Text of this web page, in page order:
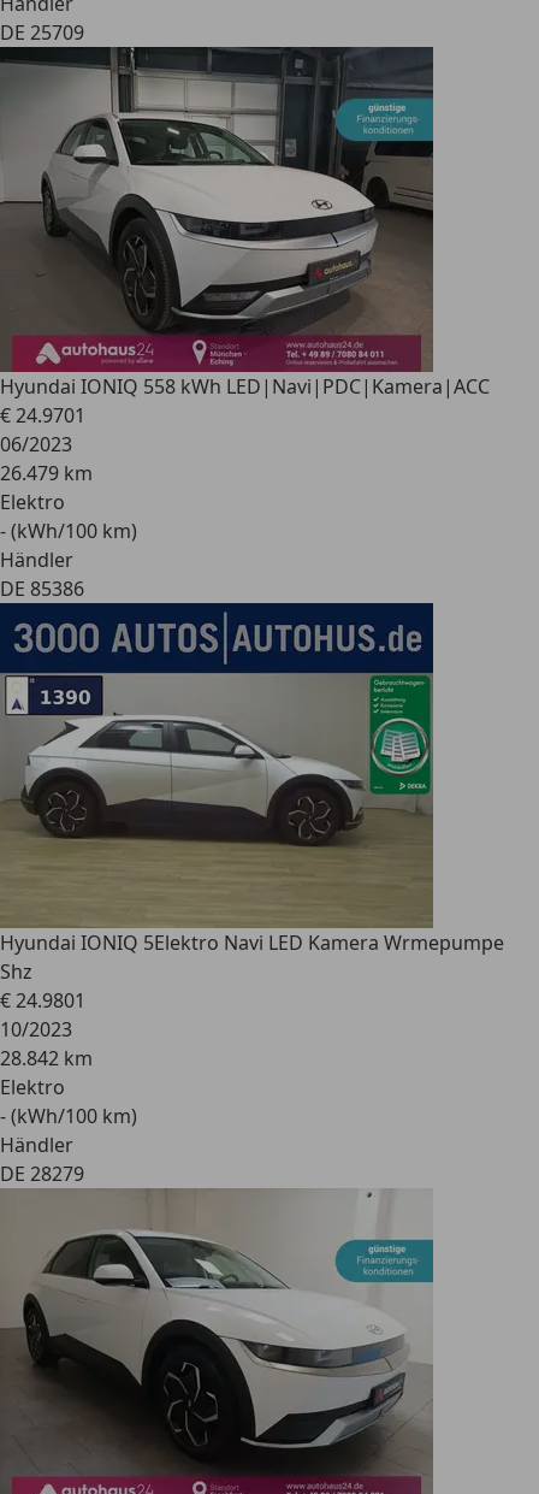
DE 25709
Hyundai IONIQ 558 kWh LED|Navi|PDC|Kamera|ACC
€ 24.9701
06/2023
26.479 km
Elektro
- (kWh/100 km)
Händler
DE 85386
Hyundai IONIQ 5Elektro Navi LED Kamera Wrmepumpe
Shz
€ 24.9801
10/2023
28.842 km
Elektro
- (kWh/100 km)
Händler
DE 28279